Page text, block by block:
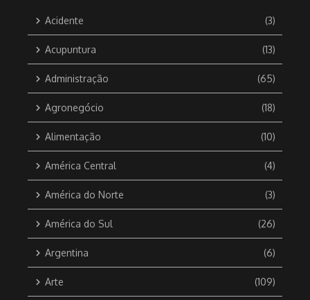
Acidente (3)
Acupuntura (13)
Administração (65)
Agronegócio (18)
Alimentação (10)
América Central (4)
América do Norte (3)
América do Sul (26)
Argentina (6)
Arte (109)